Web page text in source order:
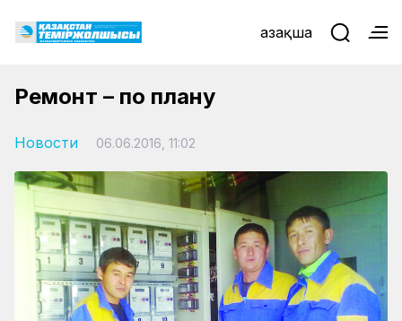
Қазақша
Ремонт – по плану
Новости 06.06.2016, 11:02